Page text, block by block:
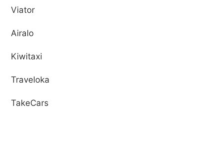
Viator
Airalo
Kiwitaxi
Traveloka
TakeCars